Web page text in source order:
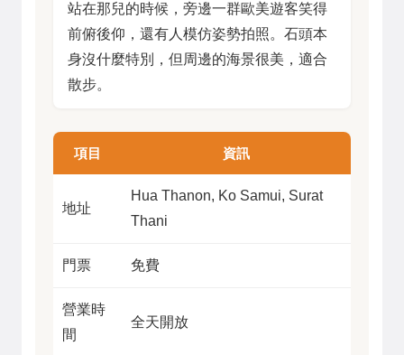
站在那兒的時候，旁邊一群歐美遊客笑得
前俯後仰，還有人模仿姿勢拍照。石頭本
身沒什麼特別，但周邊的海景很美，適合
散步。
項目 資訊
地址
Hua Thanon, Ko Samui, Surat
Thani
門票 免費
營業時
間
全天開放